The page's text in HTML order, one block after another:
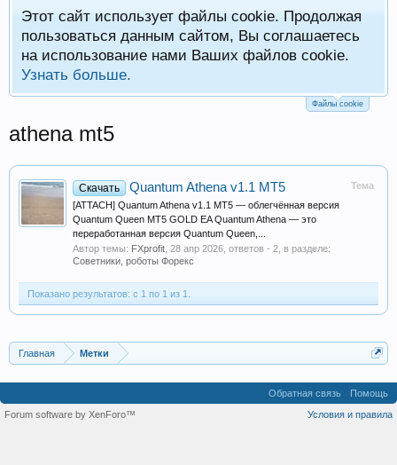
Этот сайт использует файлы cookie. Продолжая
пользоваться данным сайтом, Вы соглашаетесь
на использование нами Ваших файлов cookie.
Узнать больше.
Файлы cookie
athena mt5
Тема
Скачать Quantum Athena v1.1 MT5
[ATTACH] Quantum Athena v1.1 MT5 — облегчённая версия
Quantum Queen MT5 GOLD EA Quantum Athena — это
переработанная версия Quantum Queen,...
Автор темы: FXprofit 28 апр 2026 , ответов - 2, в разделе:
Советники, роботы Форекс
Показано результатов: с 1 по 1 из 1.
Главная Метки
Обратная связь
Помощь
Условия и правила
Forum software by XenForo™